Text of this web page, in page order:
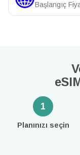
Başlangıç
1
Planınızı seçin